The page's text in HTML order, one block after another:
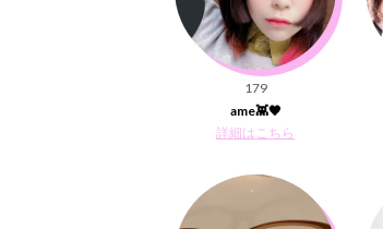
179
ame👾🖤
詳細はこちら